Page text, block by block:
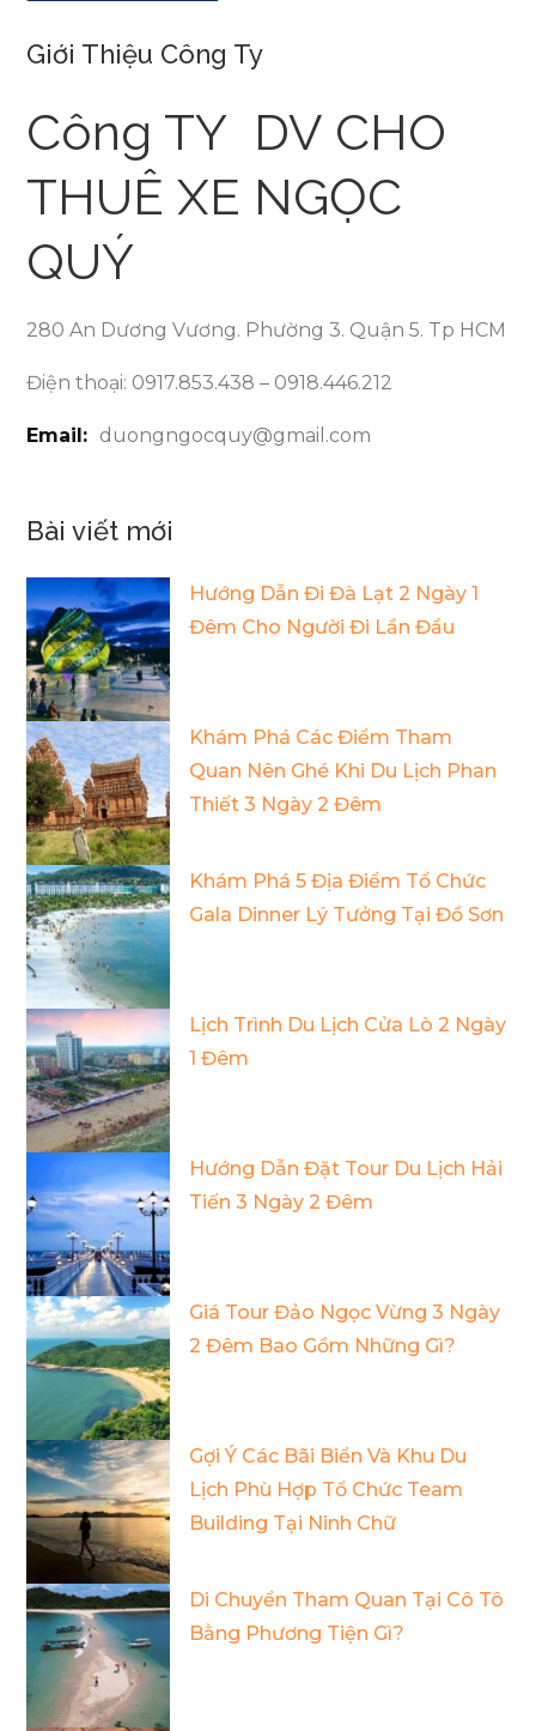
Giới Thiệu Công Ty
Công TY DV CHO
THUÊ XE NGỌC
QUÝ
280 An Dương Vương. Phường 3. Quận 5. Tp HCM
Điện thoại: 0917.853.438 – 0918.446.212
Email: duongngocquy@gmail.com
Bài viết mới
Hướng Dẫn Đi Đà Lạt 2 Ngày 1
Đêm Cho Người Đi Lần Đầu
Khám Phá Các Điểm Tham
Quan Nên Ghé Khi Du Lịch Phan
Thiết 3 Ngày 2 Đêm
Khám Phá 5 Địa Điểm Tổ Chức
Gala Dinner Lý Tưởng Tại Đồ Sơn
Lịch Trình Du Lịch Cửa Lò 2 Ngày
1 Đêm
Hướng Dẫn Đặt Tour Du Lịch Hải
Tiến 3 Ngày 2 Đêm
Giá Tour Đảo Ngọc Vừng 3 Ngày
2 Đêm Bao Gồm Những Gì?
Gợi Ý Các Bãi Biển Và Khu Du
Lịch Phù Hợp Tổ Chức Team
Building Tại Ninh Chữ
Di Chuyển Tham Quan Tại Cô Tô
Bằng Phương Tiện Gì?